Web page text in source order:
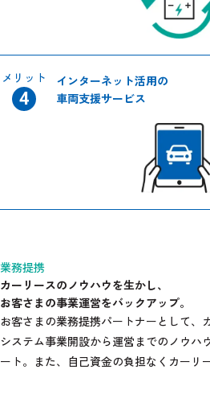
メリット
インターネット活用の
車両支援サービス
業務提携
カーリースのノウハウを生かし、
お客さまの事業運営をバックアップ。
お客さまの業務提携パートナーとして、
システム事業開設から運営までのノウハ
ート。また、自己資金の負担なくカーリ